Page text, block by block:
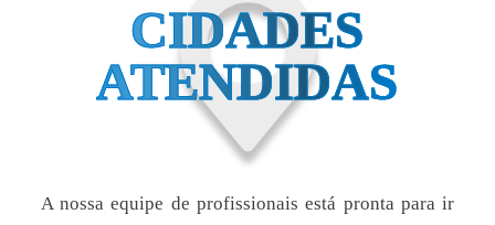
CIDADES
ATENDIDAS
A nossa equipe de profissionais está pronta para ir